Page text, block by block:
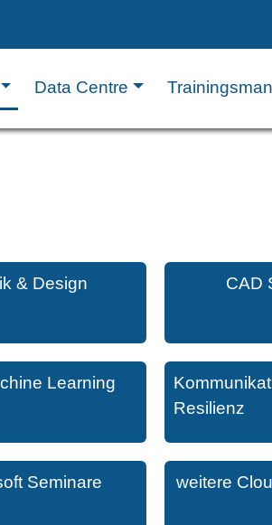
Data Centre
& Design CAD
Learning
Resilienz
Seminare weitere